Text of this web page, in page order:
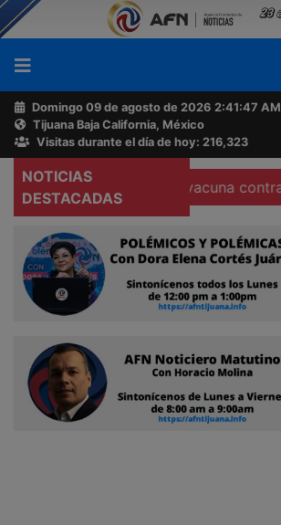
Domingo 09 de agosto de 2026 2:41:48 AM
Tijuana Baja California, México
Visitas durante el día de hoy: 216,323
NOTICIAS
DESTACADAS
de la vacuna contra el VPH
Buscador
Acerca
de
AFN
Ventas
Contacto
Reportero
Ciudadano